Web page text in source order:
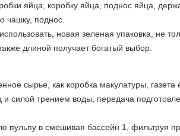
яйца, коробку яйца, поднос яйца,
чашку, поднос.
новая зеленая упаковка, не
длиной получает богатый выбор.
сырье, как коробка макулатуры, газета
силой трением воды, передача
пульпу в смешивая бассейн 1, фильтруя